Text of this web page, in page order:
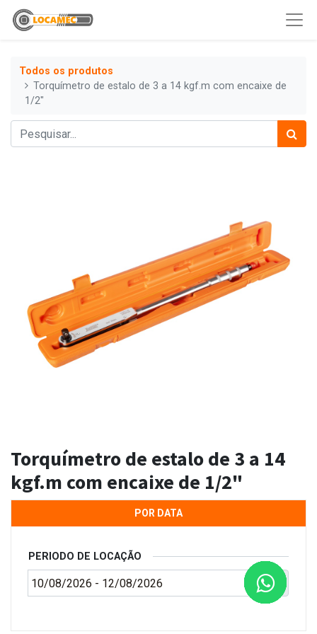
Todos os produtos
Torquímetro de estalo de 3 a 14 kgf.m com encaixe de
1/2"
Torquímetro de estalo de 3 a 14
kgf.m com encaixe de 1/2"
POR DATA
PERIODO DE LOCAÇÃO